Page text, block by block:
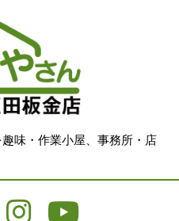
味・作業小屋、事務所・店